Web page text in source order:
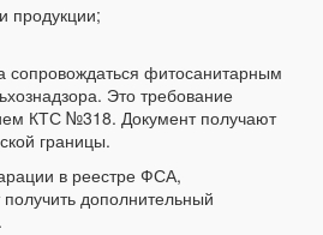
продукции;
фитосанитарным
Это требование
КТС №318. Документ получают
границы.
в реестре ФСА,
дополнительный